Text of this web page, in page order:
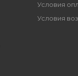
Условия
Условия